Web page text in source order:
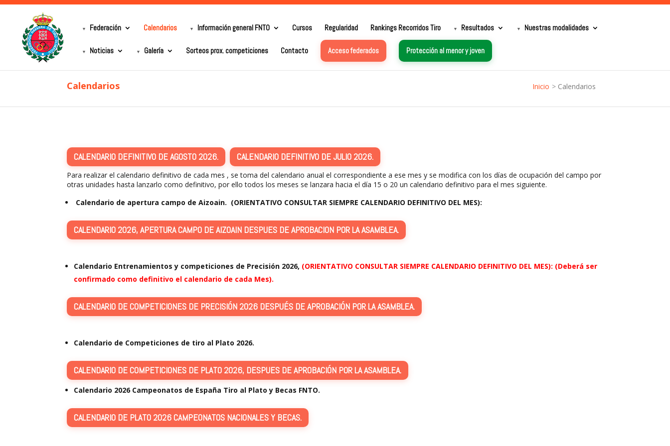
Federación Calendarios Información general FNTO Cursos Regularidad Rankings Recorridos Tiro Resultados Nuestras modalidades
Noticias Galería Sorteos prox. competiciones Contacto Acceso federados Protección al menor y joven
Calendarios Inicio > Calendarios
CALENDARIO DEFINITIVO DE AGOSTO 2026. CALENDARIO DEFINITIVO DE JULIO 2026.
Para realizar el calendario definitivo de cada mes , se toma del calendario anual el correspondiente a ese mes y se modifica con los días de ocupación del campo por
otras unidades hasta lanzarlo como definitivo, por ello todos los meses se lanzara hacia el día 15 o 20 un calendario definitivo para el mes siguiente.
Calendario de apertura campo de Aizoain. (ORIENTATIVO CONSULTAR SIEMPRE CALENDARIO DEFINITIVO DEL MES):
CALENDARIO 2026, APERTURA CAMPO DE AIZOAIN DESPUES DE APROBACION POR LA ASAMBLEA.
Calendario Entrenamientos y competiciones de Precisión 2026, (ORIENTATIVO CONSULTAR SIEMPRE CALENDARIO DEFINITIVO DEL MES): (Deberá ser
confirmado como definitivo el calendario de cada Mes).
CALENDARIO DE COMPETICIONES DE PRECISIÓN 2026 DESPUÉS DE APROBACIÓN POR LA ASAMBLEA.
Calendario de Competiciones de tiro al Plato 2026.
CALENDARIO DE COMPETICIONES DE PLATO 2026, DESPUES DE APROBACIÓN POR LA ASAMBLEA.
Calendario 2026 Campeonatos de España Tiro al Plato y Becas FNTO.
CALENDARIO DE PLATO 2026 CAMPEONATOS NACIONALES Y BECAS.